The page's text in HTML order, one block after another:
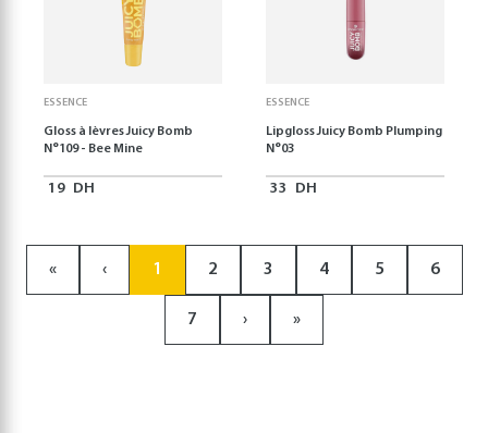
ESSENCE
Gloss à lèvres Juicy Bomb
N°109 - Bee Mine
19 DH
ESSENCE
Lipgloss Juicy Bomb Plumping
N°03
33 DH
« ‹ 1 2 3 4 5 6
7 › »